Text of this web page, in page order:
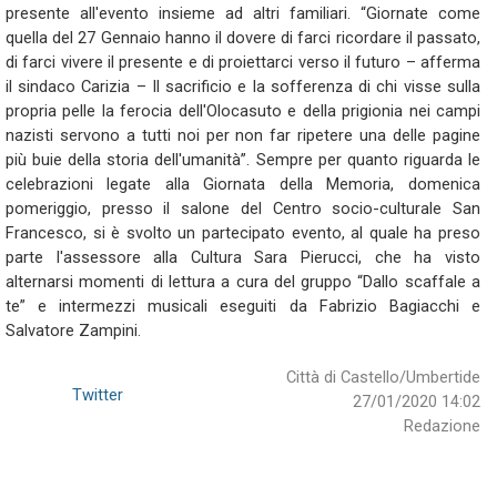
presente all'evento insieme ad altri familiari. “Giornate come
quella del 27 Gennaio hanno il dovere di farci ricordare il passato,
di farci vivere il presente e di proiettarci verso il futuro – afferma
il sindaco Carizia – Il sacrificio e la sofferenza di chi visse sulla
propria pelle la ferocia dell'Olocasuto e della prigionia nei campi
nazisti servono a tutti noi per non far ripetere una delle pagine
più buie della storia dell'umanità”. Sempre per quanto riguarda le
celebrazioni legate alla Giornata della Memoria, domenica
pomeriggio, presso il salone del Centro socio-culturale San
Francesco, si è svolto un partecipato evento, al quale ha preso
parte l'assessore alla Cultura Sara Pierucci, che ha visto
alternarsi momenti di lettura a cura del gruppo “Dallo scaffale a
te” e intermezzi musicali eseguiti da Fabrizio Bagiacchi e
Salvatore Zampini.
Città di Castello/Umbertide
27/01/2020 14:02
Redazione
Twitter